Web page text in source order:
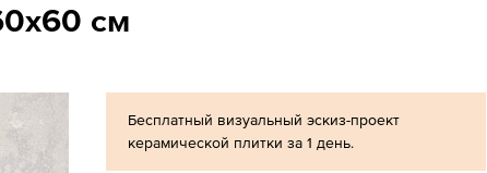
см
Бесплатный визуальный эскиз-проект
керамической плитки за 1 день.